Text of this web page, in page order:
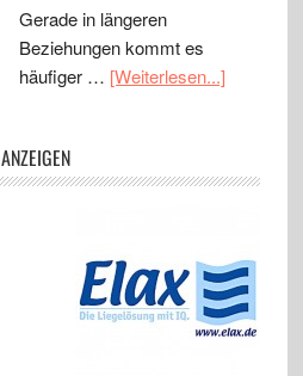
Gerade in längeren
Beziehungen kommt es
häufiger … [Weiterlesen...]
ANZEIGEN